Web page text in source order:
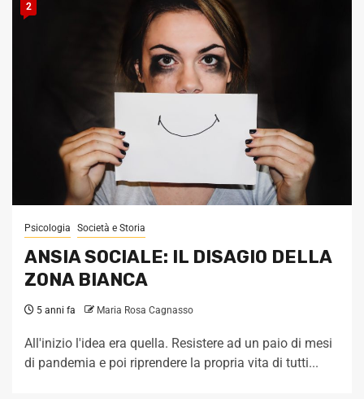
2
Psicologia Società e Storia
ANSIA SOCIALE: IL DISAGIO DELLA
ZONA BIANCA
5 anni fa Maria Rosa Cagnasso
All'inizio l'idea era quella. Resistere ad un paio di mesi
di pandemia e poi riprendere la propria vita di tutti...